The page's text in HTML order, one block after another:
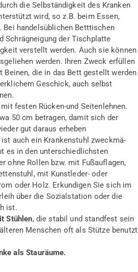
die Selbständigkeit des Kranken
wird, so z.B. beim Essen,
Bei handelsüblichen Betttischen
Schrägneigung der Tischplatte
verstellt werden. Auch sie können
werden. Ihren Zweck erfüllen
Beinen, die in das Bett gestellt werden
Geschick, auch selbst
mit festen Rücken-und Seitenlehnen.
50 cm betragen, damit sich der
gut daraus erheben
ist auch ein Krankenstuhl zweckmä­
es in den unterschiedlichsten
ohne Rollen bzw. mit Fußauflagen,
mit Kunstleder- oder
oder Holz. Erkundigen Sie sich im
über die Sozialstation oder die
ist.
Stühlen, die stabil und standfest sein
Menschen oft als Stütze benutzt
als Stauräume.